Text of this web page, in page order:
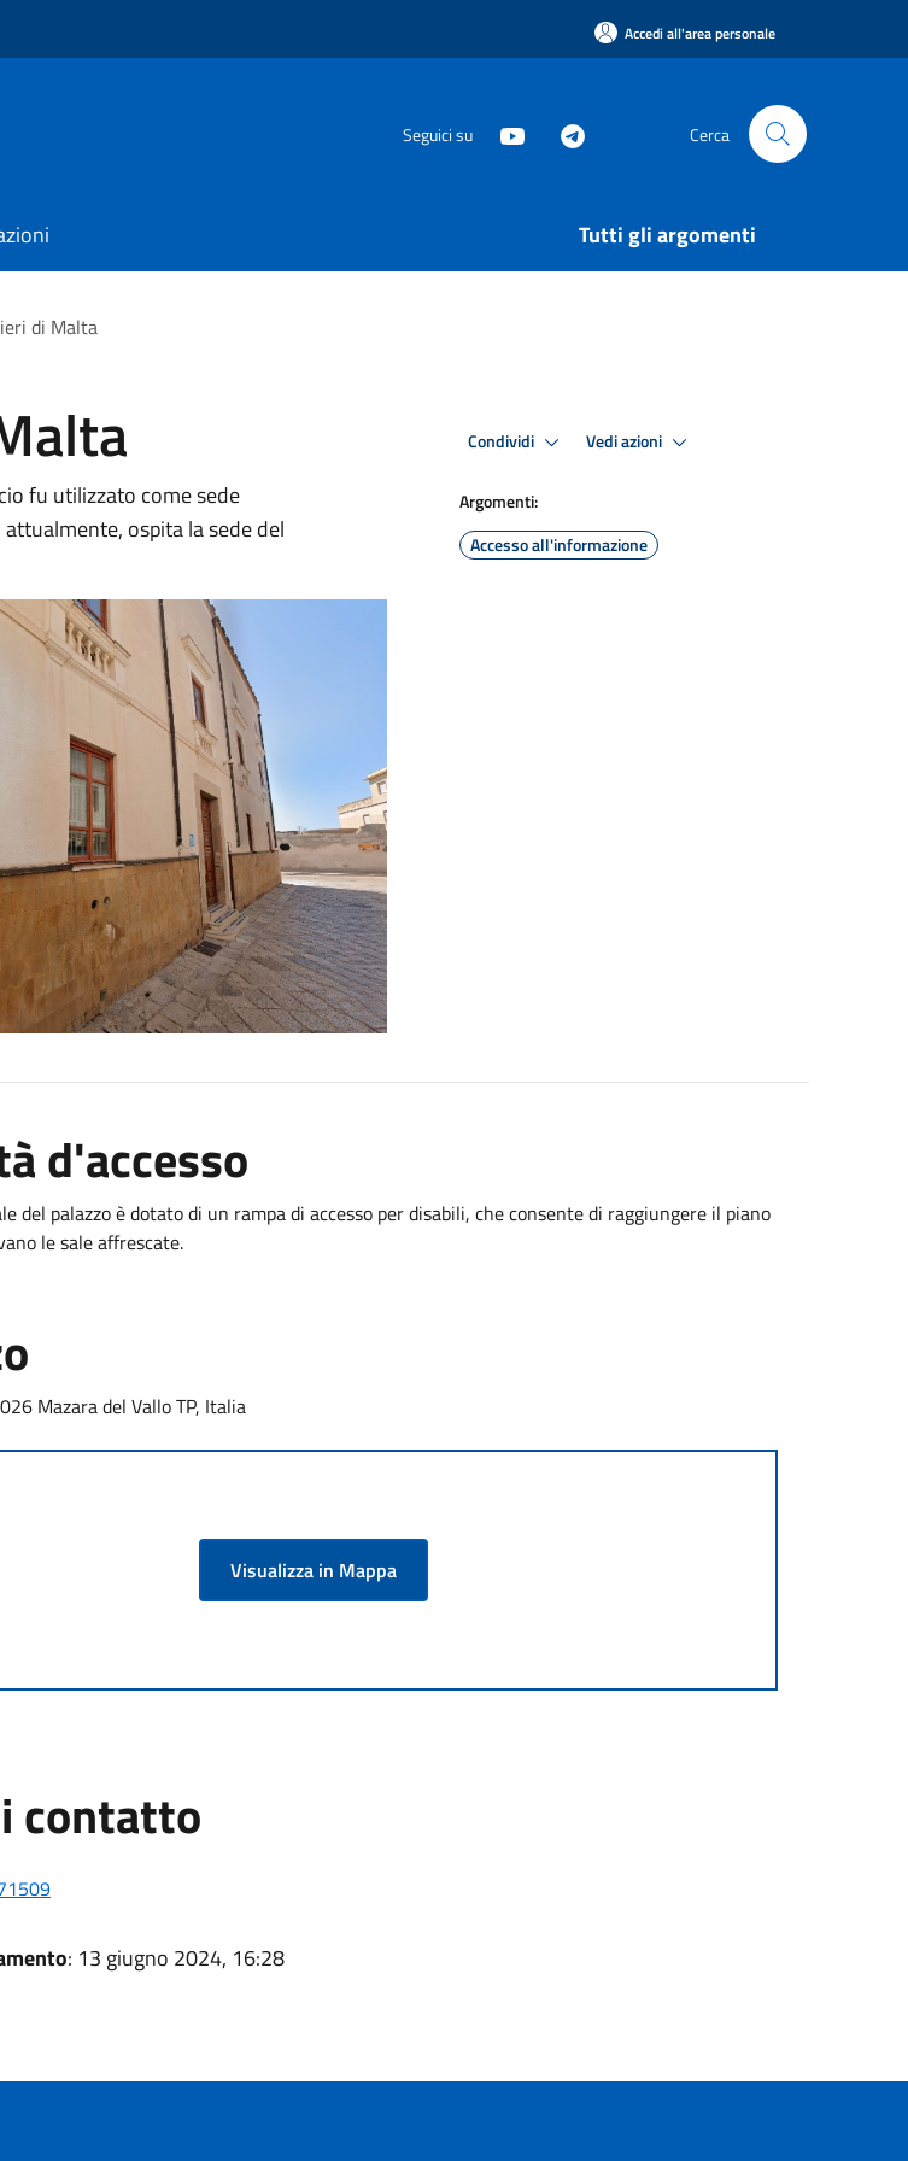
Accedi all'area personale
Seguici su Cerca
Tutti gli argomenti
di Malta
fu utilizzato come sede
ospita la sede del
Condividi Vedi azioni
Argomenti:
Accesso all'informazione
d'accesso
del palazzo è dotato di un rampa di accesso per disabili, che consente di raggiungere il piano
le sale affrescate.
Mazara del Vallo TP, Italia
Visualizza in Mappa
contatto
: 13 giugno 2024, 16:28